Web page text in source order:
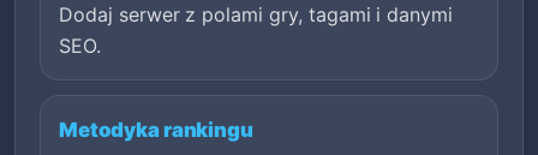
Dodaj serwer z polami gry, tagami i danymi
SEO.
Metodyka rankingu